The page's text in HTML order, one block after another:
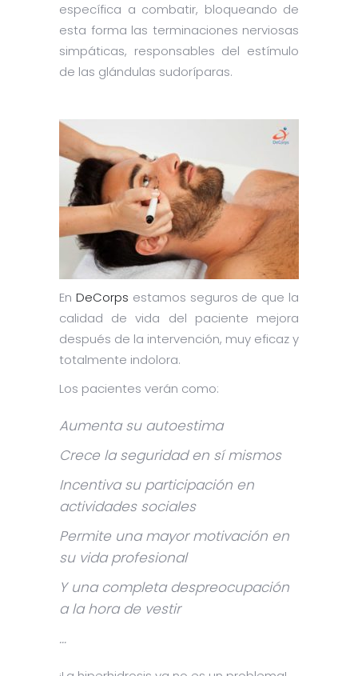
específica a combatir, bloqueando de
esta forma las terminaciones nerviosas
simpáticas, responsables del estímulo
de las glándulas sudoríparas.
En DeCorps estamos seguros de que la
calidad de vida del paciente mejora
después de la intervención, muy eficaz y
totalmente indolora.
Los pacientes verán como:
Aumenta su autoestima
Crece la seguridad en sí mismos
Incentiva su participación en
actividades sociales
Permite una mayor motivación en
su vida profesional
Y una completa despreocupación
a la hora de vestir
…